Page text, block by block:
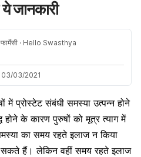
जानकारी
फार्मेसी · Hello Swasthya
03/2021
में प्रोस्टेट संबंधी समस्या उत्पन्न होने
होने के कारण पुरुषों को मूत्र त्याग में
का समय रहते इलाज न किया
सकते हैं। लेकिन वहीं समय रहते इलाज